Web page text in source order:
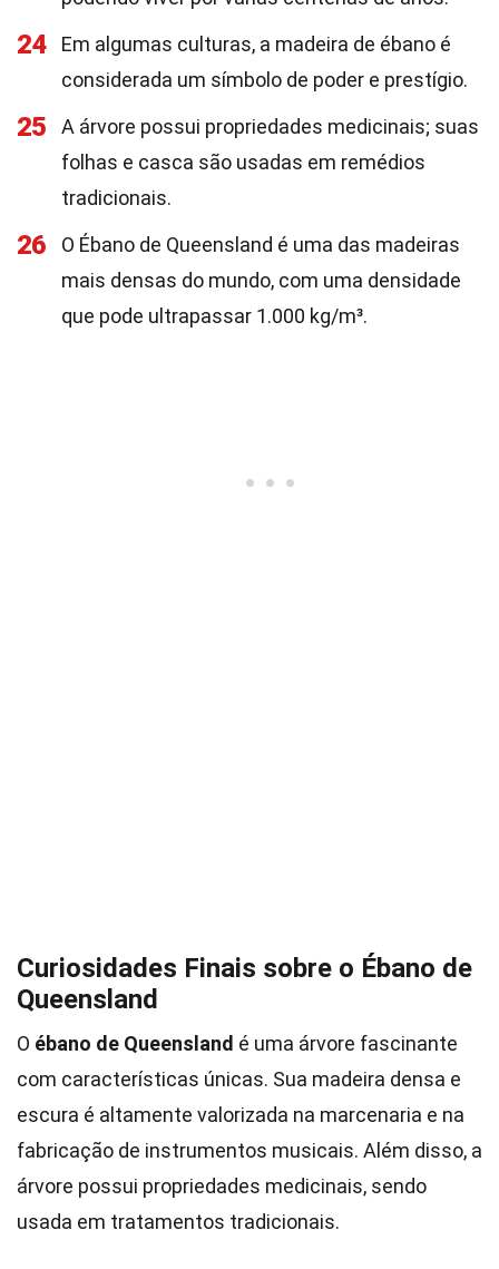
24
Em algumas culturas, a madeira de ébano é
considerada um símbolo de poder e prestígio.
25
A árvore possui propriedades medicinais; suas
folhas e casca são usadas em remédios
tradicionais.
26
O Ébano de Queensland é uma das madeiras
mais densas do mundo, com uma densidade
que pode ultrapassar 1.000 kg/m³.
Curiosidades Finais sobre o Ébano de
Queensland
O ébano de Queensland é uma árvore fascinante
com características únicas. Sua madeira densa e
escura é altamente valorizada na marcenaria e na
fabricação de instrumentos musicais. Além disso, a
árvore possui propriedades medicinais, sendo
usada em tratamentos tradicionais.